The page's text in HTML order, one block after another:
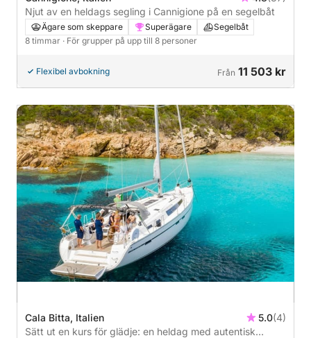
Njut av en heldags segling i Cannigione på en segelbåt
Ägare som skeppare Superägare
Segelbåt
8 timmar · För grupper på upp till 8 personer
Flexibel avbokning Från 11 503 kr
Cala Bitta, Italien 5.0(4)
Sätt ut en kurs för glädje: en heldag med autentisk